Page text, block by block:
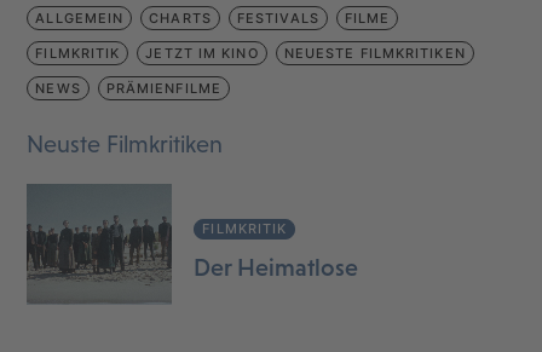
ALLGEMEIN CHARTS FESTIVALS FILME
FILMKRITIK JETZT IM KINO NEUESTE FILMKRITIKEN
NEWS PRÄMIENFILME
Neuste Filmkritiken
FILMKRITIK
Der Heimatlose